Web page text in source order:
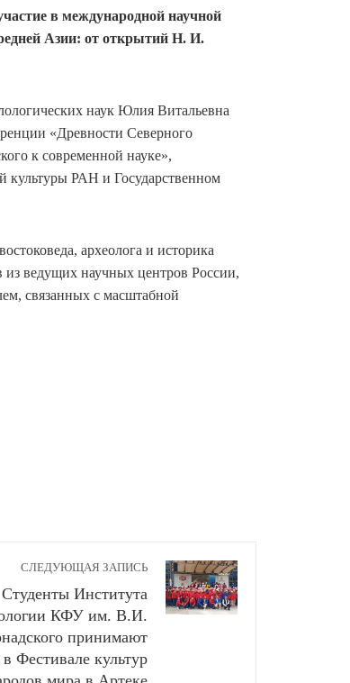
в международной научной
Азии: от открытий Н. И.
наук Юлия Витальевна
«Древности Северного
к современной науке»,
культуры РАН и Государственном
археолога и историка
из ведущих научных центров России,
связанных с масштабной
СЛЕДУЮЩАЯ ЗАПИСЬ
Студенты Института
КФУ им. В.И.
принимают
в Фестивале культур